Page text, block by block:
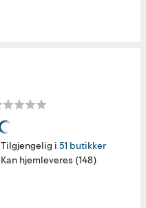
Tilgjengelig i 51 butikker
Kan hjemleveres (148)